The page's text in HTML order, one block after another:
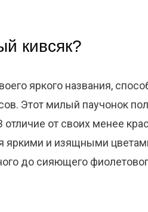
кивсяк?
яркого названия,
Этот милый паучонок
от своих менее
яркими и изящными
до сияющего